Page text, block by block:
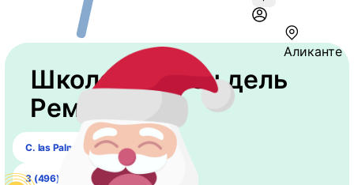
Аликанте
Школа "Вирхен дель
Ремедио"
C. las Palmas, 1
3 (496) 593-73-10